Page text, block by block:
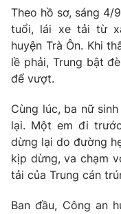
Theo hồ sơ, sáng 4/
tuổi, lái xe tải từ
huyện Trà Ôn. Khi
lề phải, Trung bật
để vượt.
Cùng lúc, ba nữ
lại. Một em đi
dừng lại do đường
kịp dừng, va chạm
tải của Trung cán
Ban đầu, Công an